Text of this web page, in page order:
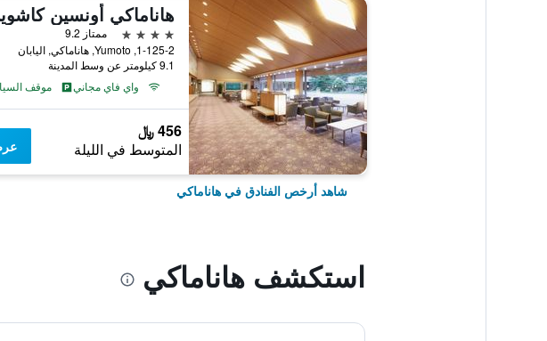
هاناماكي أونسين
4 نجوم
ممتاز 9.2
1-125-2, Yumoto, هاناماكي, اليابان
9.1 كيلومتر عن وسط المدينة
واي فاي مجاني
موقف
456 ﷼
المتوسط في الليلة
شاهد أرخص الفنادق في هاناماكي
استكشف هاناماكي